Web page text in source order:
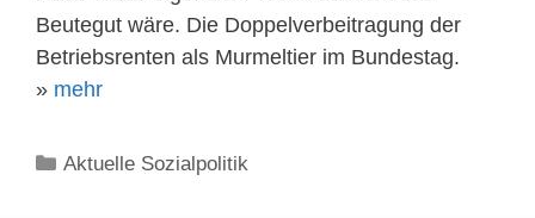
Beutegut wäre. Die Doppelverbeitragung der
Betriebsrenten als Murmeltier im Bundestag.
» mehr
Kategorien
Aktuelle Sozialpolitik